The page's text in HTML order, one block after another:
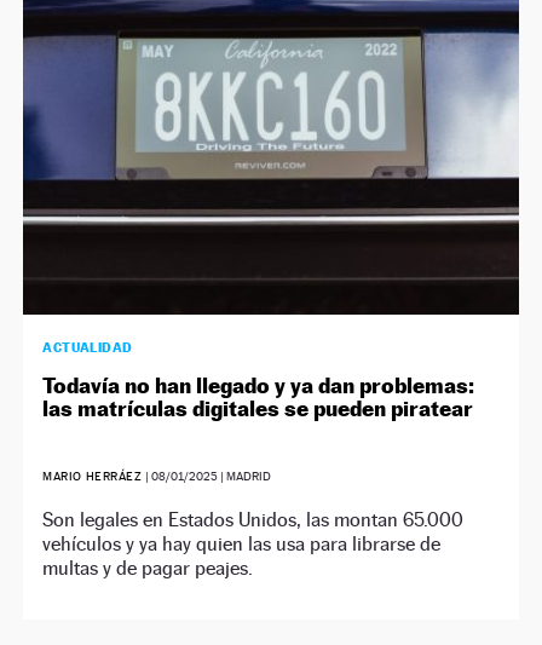
ACTUALIDAD
Todavía no han llegado y ya dan problemas:
las matrículas digitales se pueden piratear
MARIO HERRÁEZ | 08/01/2025| MADRID
Son legales en Estados Unidos, las montan 65.000
vehículos y ya hay quien las usa para librarse de
multas y de pagar peajes.